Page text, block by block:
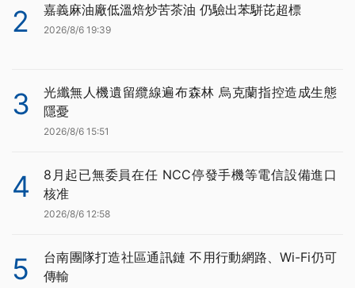
2 嘉義麻油廠低溫焙炒苦茶油 仍驗出苯駢芘超標
2026/8/6 19:39
3
光纖無人機遺留纜線遍布森林 烏克蘭指控造成生態
隱憂
2026/8/6 15:51
4
8月起已無委員在任 NCC停發手機等電信設備進口
核准
2026/8/6 12:58
5
台南團隊打造社區通訊鏈 不用行動網路、Wi-Fi仍可
傳輸